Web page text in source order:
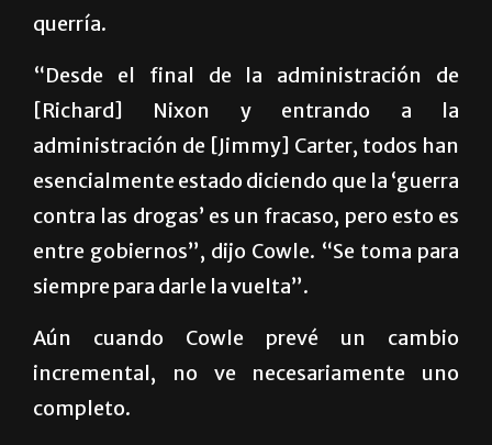
querría.
“Desde el final de la administración de
[Richard] Nixon y entrando a la
administración de [Jimmy] Carter, todos han
esencialmente estado diciendo que la ‘guerra
contra las drogas’ es un fracaso, pero esto es
entre gobiernos”, dijo Cowle. “Se toma para
siempre para darle la vuelta”.
Aún cuando Cowle prevé un cambio
incremental, no ve necesariamente uno
completo.